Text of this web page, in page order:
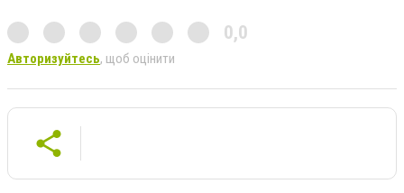
0,0
Авторизуйтесь, щоб оцінити